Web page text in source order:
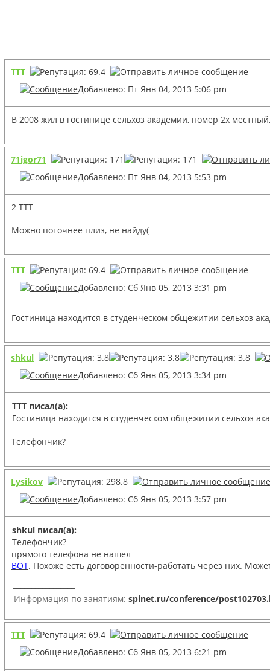
TTT
Добавлено: Пт Янв 04, 2013 5:06 pm
В 2008 жил в гостинице сельхоз академии, номер 2х
71igor71
Добавлено: Пт Янв 04, 2013 5:53 pm
2 ТТТ
Можно поточнее плиз, не найду(
TTT
Добавлено: Сб Янв 05, 2013 3:31 pm
Гостиница находится в студенческом общежитии сельхоз
shkul
Добавлено: Сб Янв 05, 2013 3:34 pm
TTT писал(а):
Гостиница находится в студенческом общежитии сельхоз
Телефончик?
Lysikov
Добавлено: Сб Янв 05, 2013 3:57 pm
shkul писал(а):
Телефончик?
прямого телефона не нашел
ВОТ. Похоже есть договоренности-работать через них.
Информация по занятиям: spinet.ru/conference/
TTT
Добавлено: Сб Янв 05, 2013 6:21 pm